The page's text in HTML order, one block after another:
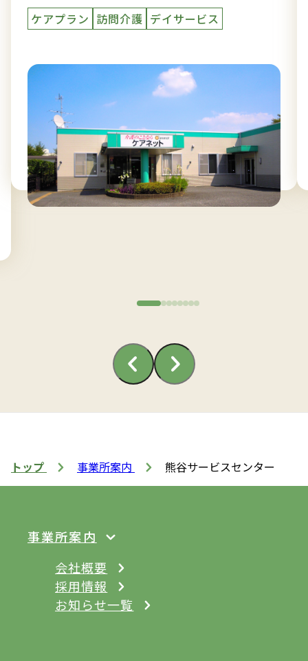
ケアプラン 訪問介護 デイサービス
トップ 事業所案内 熊谷サービスセンター
事業所案内
会社概要
採用情報
お知らせ一覧